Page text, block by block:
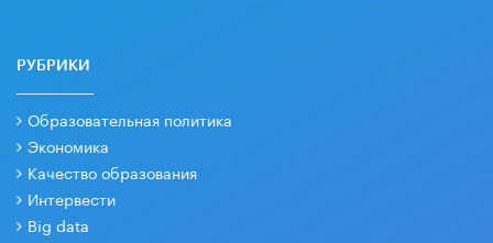
РУБРИКИ
Образовательная политика
Экономика
Качество образования
Интервести
Big data